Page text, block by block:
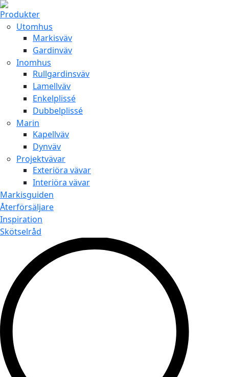
Produkter
Utomhus
Markisväv
Gardinväv
Inomhus
Rullgardinsväv
Lamellväv
Enkelplissé
Dubbelplissé
Marin
Kapellväv
Dynväv
Projektvävar
Exteriöra vävar
Interiöra vävar
Markisguiden
Återförsäljare
Inspiration
Skötselråd